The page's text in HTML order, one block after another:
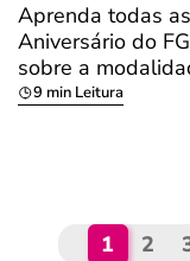
Aprenda todas
Aniversário do
sobre a
9 min Leitura
1 2